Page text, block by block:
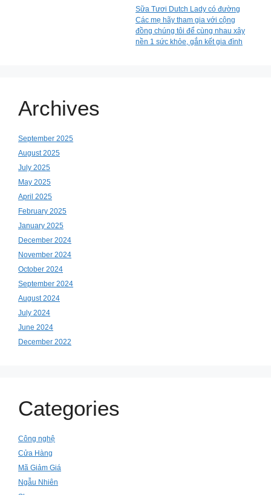
Sữa Tươi Dutch Lady có đường
Các mẹ hãy tham gia với cộng
đồng chúng tôi để cùng nhau xây
nền 1 sức khỏe, gắn kết gia đình
Archives
September 2025
August 2025
July 2025
May 2025
April 2025
February 2025
January 2025
December 2024
November 2024
October 2024
September 2024
August 2024
July 2024
June 2024
December 2022
Categories
Công nghệ
Cửa Hàng
Mã Giảm Giá
Ngẫu Nhiên